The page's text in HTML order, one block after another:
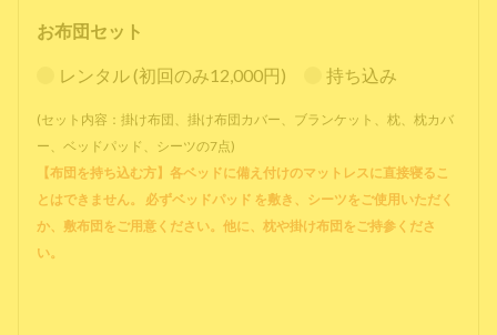
お布団セット
レンタル (初回のみ12,000円) 持ち込み
(セット内容：掛け布団、掛け布団カバー、ブランケット、枕、枕カバ
ー、ベッドパッド、シーツの7点)
【布団を持ち込む方】各ベッドに備え付けのマットレスに直接寝るこ
とはできません。 必ずベッドパッド を敷き、シーツをご使用いただく
か、敷布団をご用意ください。他に、枕や掛け布団をご持参くださ
い。